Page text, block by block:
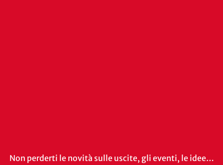
Non perderti le novità sulle uscite, gli eventi, le idee…